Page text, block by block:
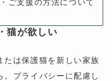
ご支援の方法について
猫が欲しい
たは保護猫を新しい家族
。プライバシーに配慮し